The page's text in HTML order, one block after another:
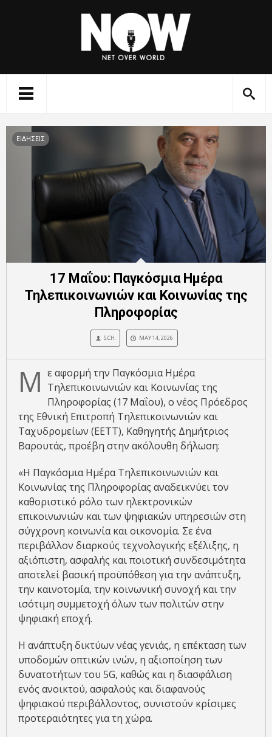
ΕΙΔΗΣΕΙΣ
17 Μαΐου: Παγκόσμια Ημέρα
Τηλεπικοινωνιών και Κοινωνίας της
Πληροφορίας
S.CH. MAY 14, 2026
Μ ε αφορμή την Παγκόσμια Ημέρα
Τηλεπικοινωνιών και Κοινωνίας της
Πληροφορίας (17 Μαΐου), ο νέος Πρόεδρος
της Εθνική Επιτροπή Τηλεπικοινωνιών και
Ταχυδρομείων (EETT), Καθηγητής Δημήτριος
Βαρουτάς, προέβη στην ακόλουθη δήλωση:
«Η Παγκόσμια Ημέρα Τηλεπικοινωνιών και
Κοινωνίας της Πληροφορίας αναδεικνύει τον
καθοριστικό ρόλο των ηλεκτρονικών
επικοινωνιών και των ψηφιακών υπηρεσιών στη
σύγχρονη κοινωνία και οικονομία. Σε ένα
περιβάλλον διαρκούς τεχνολογικής εξέλιξης, η
αξιόπιστη, ασφαλής και ποιοτική συνδεσιμότητα
αποτελεί βασική προϋπόθεση για την ανάπτυξη,
την καινοτομία, την κοινωνική συνοχή και την
ισότιμη συμμετοχή όλων των πολιτών στην
ψηφιακή εποχή.
Η ανάπτυξη δικτύων νέας γενιάς, η επέκταση των
υποδομών οπτικών ινών, η αξιοποίηση των
δυνατοτήτων του 5G, καθώς και η διασφάλιση
ενός ανοικτού, ασφαλούς και διαφανούς
ψηφιακού περιβάλλοντος, συνιστούν κρίσιμες
προτεραιότητες για τη χώρα.